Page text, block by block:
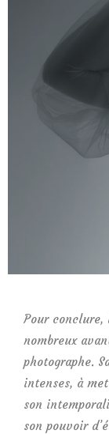
Pour conclure,
nombreux
photographe.
intenses, à
son
son pouvoir